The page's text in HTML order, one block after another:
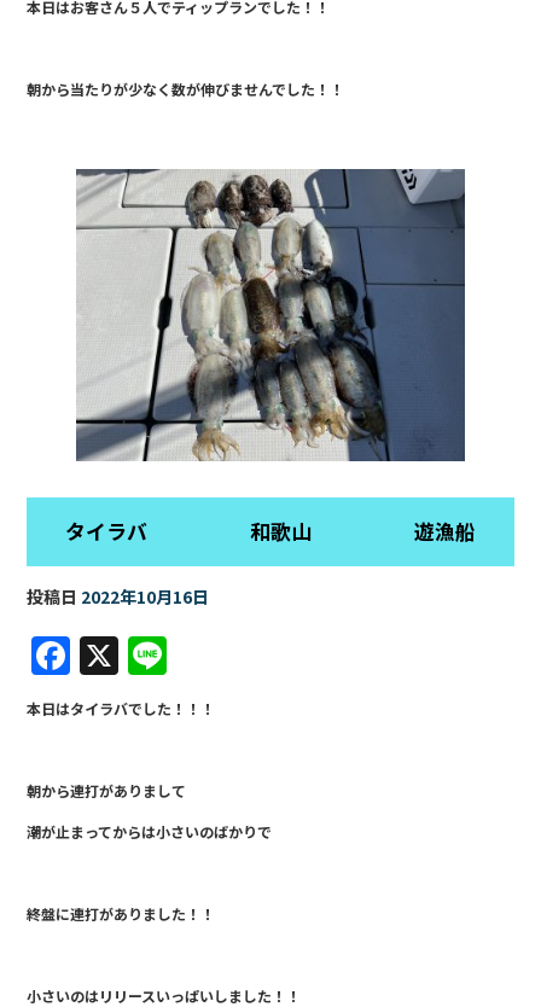
c
e
b
o
k
e
本日はお客さん５人でティップランでした！！
朝から当たりが少なく数が伸びませんでした！！
タイラバ 和歌山 遊漁船
投稿日 2022年10月16日
F
a
c
e
b
o
k
X
n
e
本日はタイラバでした！！！
朝から連打がありまして
潮が止まってからは小さいのばかりで
終盤に連打がありました！！
小さいのはリリースいっぱいしました！！